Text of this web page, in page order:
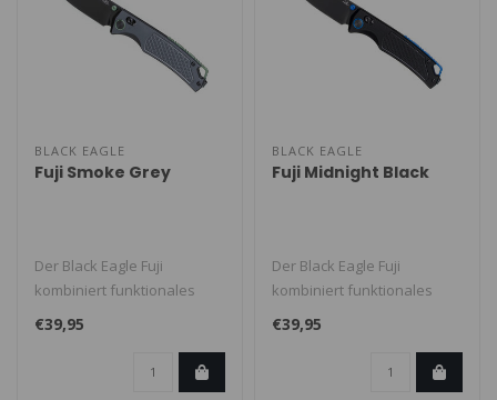
BLACK EAGLE
Fuji Smoke Grey
Der Black Eagle Fuji
kombiniert funktionales
Messerdesign mit der
Eleganz eines ..
€39,95
BLACK EAGLE
Fuji Midnight Black
Der Black Eagle Fuji
kombiniert funktionales
Messerdesign mit der
Eleganz eines ..
€39,95